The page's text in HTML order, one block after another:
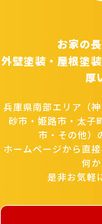
お家の
外壁塗装・屋根塗
厚
兵庫県南部エリア（
砂市・姫路市・太子
市・その他）
ホームページから直
何
是非お気軽